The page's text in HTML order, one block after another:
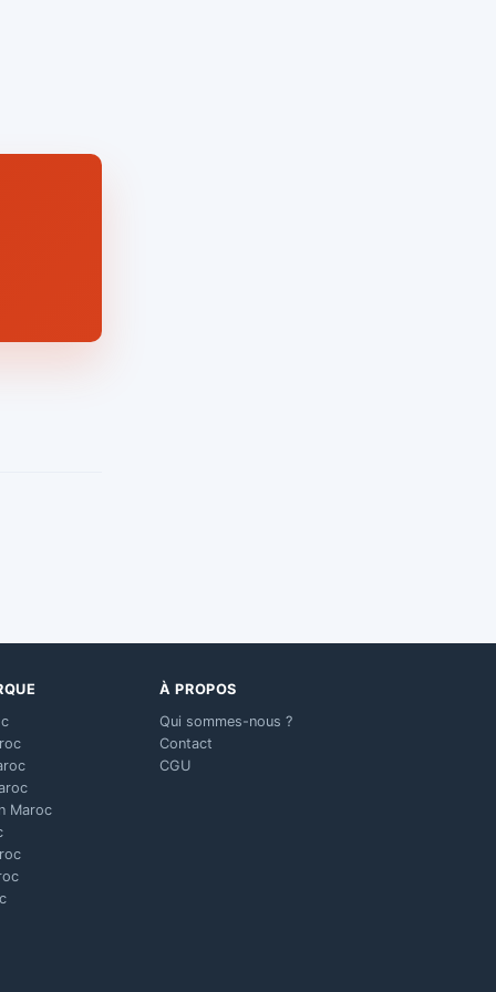
Maroc
À PROPOS
Qui sommes-nous ?
Contact
CGU